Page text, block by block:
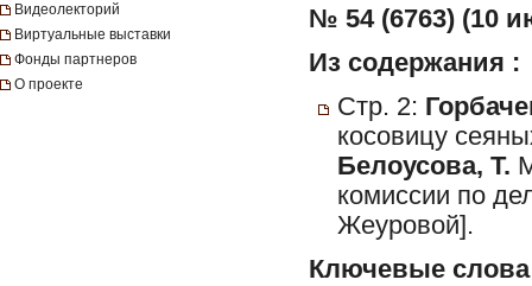
Видеолекторий
Виртуальные выставки
Фонды партнеров
О проекте
№ 54 (6763) (10
Из содержания :
Стр. 2:
косовицу
Белоусова, Т.
комиссии по
Жеуровой].
Ключевые слова